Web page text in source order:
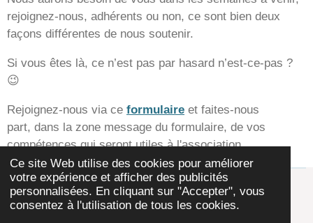
Ce site Web utilise des cookies pour améliorer
votre expérience et afficher des publicités
personnalisées. En cliquant sur "Accepter", vous
consentez à l'utilisation de tous les cookies.
rejoignez-nous, adhérents ou non, ce sont bien deux
façons différentes de nous soutenir.
Si vous êtes là, ce n’est pas par hasard n’est-ce-pas ?
😉
Rejoignez-nous via ce formulaire et faites-nous
part, dans la zone message du formulaire, de vos
compétences qui seront utiles à l'association
Mentions Légales Les Statuts
Partager Partager Partager